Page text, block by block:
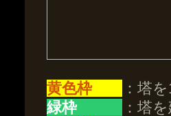
黄色枠
：塔
緑枠
：塔